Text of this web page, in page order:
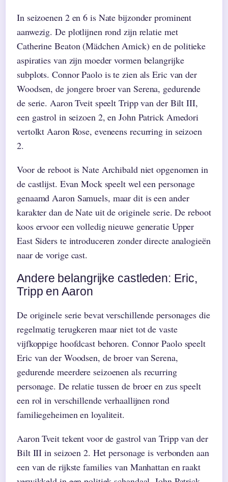
In seizoenen 2 en 6 is Nate bijzonder prominent
aanwezig. De plotlijnen rond zijn relatie met
Catherine Beaton (Mädchen Amick) en de politieke
aspiraties van zijn moeder vormen belangrijke
subplots. Connor Paolo is te zien als Eric van der
Woodsen, de jongere broer van Serena, gedurende
de serie. Aaron Tveit speelt Tripp van der Bilt III,
een gastrol in seizoen 2, en John Patrick Amedori
vertolkt Aaron Rose, eveneens recurring in seizoen
2.
Voor de reboot is Nate Archibald niet opgenomen in
de castlijst. Evan Mock speelt wel een personage
genaamd Aaron Samuels, maar dit is een ander
karakter dan de Nate uit de originele serie. De reboot
koos ervoor een volledig nieuwe generatie Upper
East Siders te introduceren zonder directe analogieën
naar de vorige cast.
Andere belangrijke castleden: Eric,
Tripp en Aaron
De originele serie bevat verschillende personages die
regelmatig terugkeren maar niet tot de vaste
vijfkoppige hoofdcast behoren. Connor Paolo speelt
Eric van der Woodsen, de broer van Serena,
gedurende meerdere seizoenen als recurring
personage. De relatie tussen de broer en zus speelt
een rol in verschillende verhaallijnen rond
familiegeheimen en loyaliteit.
Aaron Tveit tekent voor de gastrol van Tripp van der
Bilt III in seizoen 2. Het personage is verbonden aan
een van de rijkste families van Manhattan en raakt